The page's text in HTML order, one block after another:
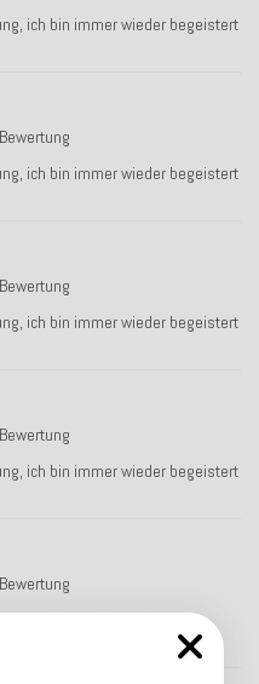
ich bin immer wieder begeistert
ich bin immer wieder begeistert
ich bin immer wieder begeistert
ich bin immer wieder begeistert
Rücknahme